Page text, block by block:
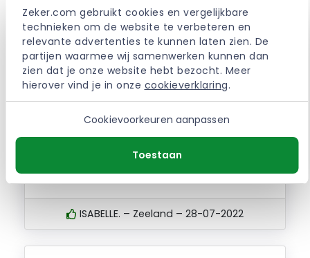
Zeker.com gebruikt cookies en vergelijkbare
technieken om de website te verbeteren en
relevante advertenties te kunnen laten zien. De
partijen waarmee wij samenwerken kunnen dan
zien dat je onze website hebt bezocht. Meer
hierover vind je in onze cookieverklaring.
Cookievoorkeuren aanpassen
Toestaan
Ben uiteindelijk goed geholpen, DAS was te
druk dus is mijn zaak overgedragen naar
advocatenkantoor Zeeland. Dhr. Berkhof heeft
mij toen zeer goed en snel geholpen.
aanraden!
ISABELLE. – Zeeland – 28-07-2022